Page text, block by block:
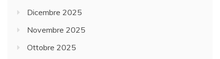
Dicembre 2025
Novembre 2025
Ottobre 2025